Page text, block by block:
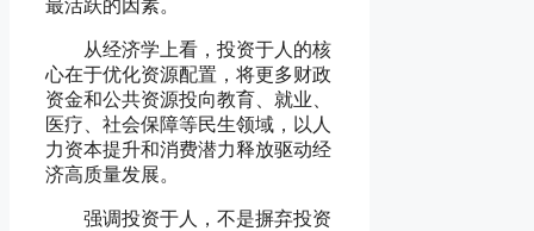
最活跃的因素。
从经济学上看，投资于人的核
心在于优化资源配置，将更多财政
资金和公共资源投向教育、就业、
医疗、社会保障等民生领域，以人
力资本提升和消费潜力释放驱动经
济高质量发展。
强调投资于人，不是摒弃投资